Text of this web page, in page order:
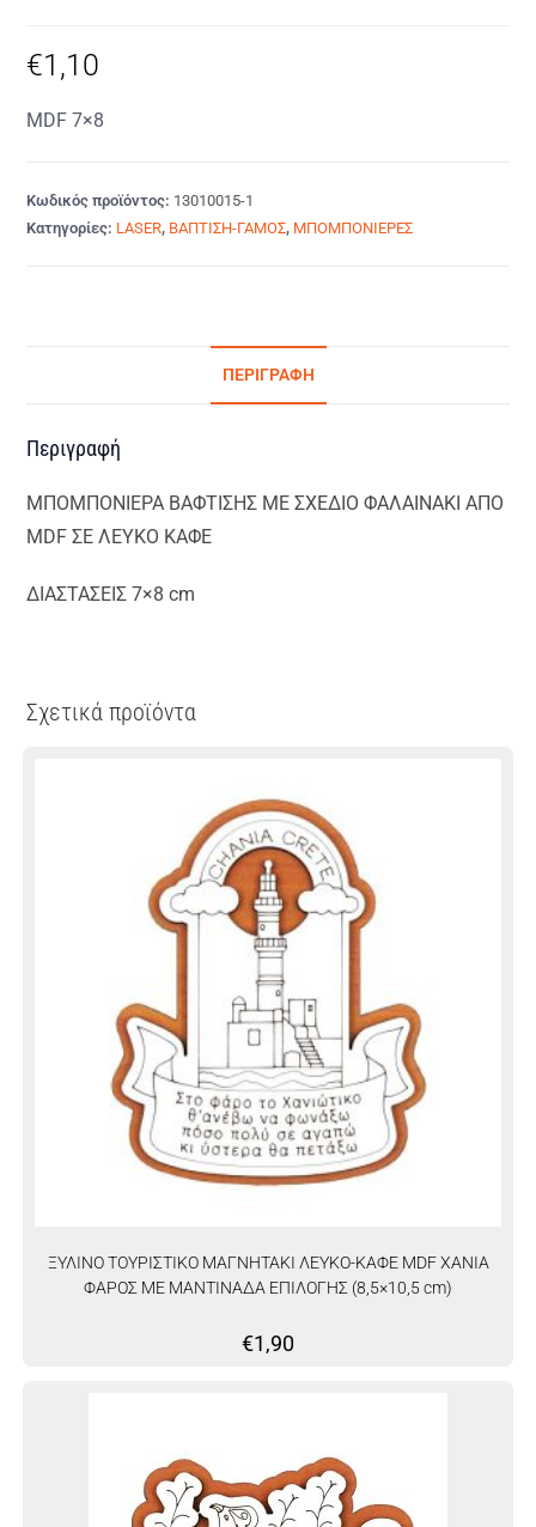
€1,10
MDF 7×8
Κωδικός προϊόντος: 13010015-1
Κατηγορίες: LASER, ΒΑΠΤΙΣΗ-ΓΑΜΟΣ, ΜΠΟΜΠΟΝΙΕΡΕΣ
ΠΕΡΙΓΡΑΦΉ
Περιγραφή
ΜΠΟΜΠΟΝΙΕΡΑ ΒΑΦΤΙΣΗΣ ΜΕ ΣΧΕΔΙΟ ΦΑΛΑΙΝΑΚΙ ΑΠΟ
MDF ΣΕ ΛΕΥΚΟ ΚΑΦΕ
ΔΙΑΣΤΑΣΕΙΣ 7×8 cm
Σχετικά προϊόντα
ΞΥΛΙΝΟ ΤΟΥΡΙΣΤΙΚΟ ΜΑΓΝΗΤΑΚΙ ΛΕΥΚΟ-ΚΑΦΕ MDF ΧΑΝΙΑ
ΦΑΡΟΣ ΜΕ ΜΑΝΤΙΝΑΔΑ ΕΠΙΛΟΓΗΣ (8,5×10,5 cm)
€1,90